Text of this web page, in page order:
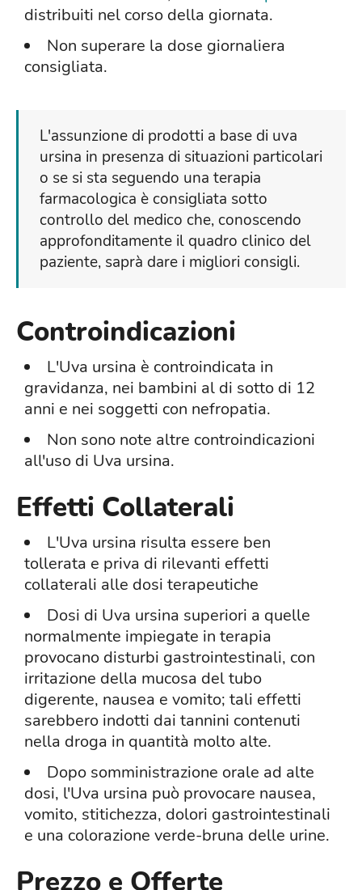
distribuiti nel corso della giornata.
Non superare la dose giornaliera
consigliata.
L'assunzione di prodotti a base di uva
ursina in presenza di situazioni particolari
o se si sta seguendo una terapia
farmacologica è consigliata sotto
controllo del medico che, conoscendo
approfonditamente il quadro clinico del
paziente, saprà dare i migliori consigli.
Controindicazioni
L'Uva ursina è controindicata in
gravidanza, nei bambini al di sotto di 12
anni e nei soggetti con nefropatia.
Non sono note altre controindicazioni
all'uso di Uva ursina.
Effetti Collaterali
L'Uva ursina risulta essere ben
tollerata e priva di rilevanti effetti
collaterali alle dosi terapeutiche
Dosi di Uva ursina superiori a quelle
normalmente impiegate in terapia
provocano disturbi gastrointestinali, con
irritazione della mucosa del tubo
digerente, nausea e vomito; tali effetti
sarebbero indotti dai tannini contenuti
nella droga in quantità molto alte.
Dopo somministrazione orale ad alte
dosi, l'Uva ursina può provocare nausea,
vomito, stitichezza, dolori gastrointestinali
e una colorazione verde-bruna delle urine.
Prezzo e Offerte